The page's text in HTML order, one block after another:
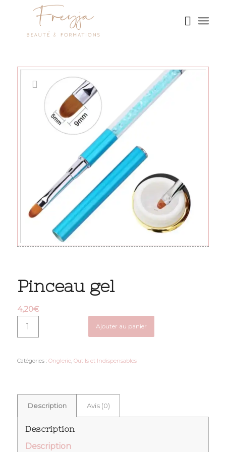
Pinceau gel
4,20€
Ajouter au panier
Catégories : Onglerie, Outils et Indispensables
Description Avis (0)
Description
Description